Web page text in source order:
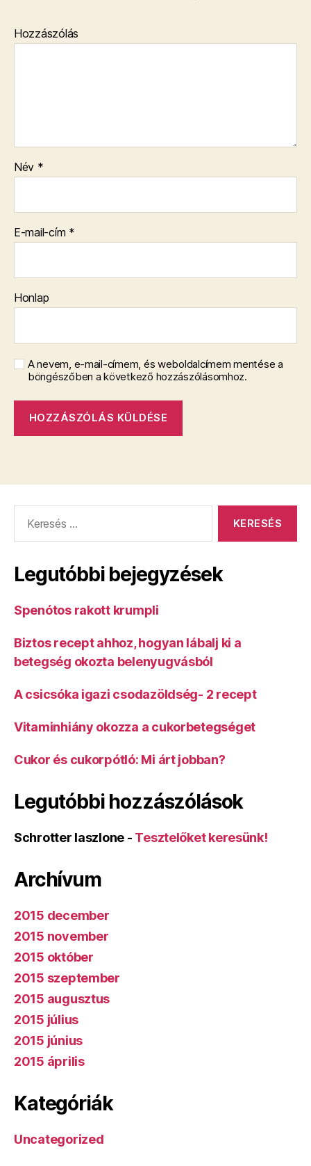
Hozzászólás
Név *
E-mail-cím *
Honlap
A nevem, e-mail-címem, és weboldalcímem mentése a
böngészőben a következő hozzászólásomhoz.
Legutóbbi bejegyzések
Spenótos rakott krumpli
Biztos recept ahhoz, hogyan lábalj ki a
betegség okozta belenyugvásból
A csicsóka igazi csodazöldség- 2 recept
Vitaminhiány okozza a cukorbetegséget
Cukor és cukorpótló: Mi árt jobban?
Legutóbbi hozzászólások
Schrotter laszlone - Tesztelőket keresünk!
Archívum
2015 december
2015 november
2015 október
2015 szeptember
2015 augusztus
2015 július
2015 június
2015 április
Kategóriák
Uncategorized